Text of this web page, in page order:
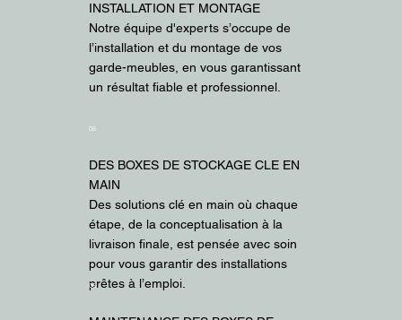
INSTALLATION ET MONTAGE
Notre équipe d'experts s’occupe de
l’installation et du montage de vos
garde-meubles, en vous garantissant
un résultat fiable et professionnel.
05
DES BOXES DE STOCKAGE CLE EN
MAIN
Des solutions clé en main où chaque
étape, de la conceptualisation à la
livraison finale, est pensée avec soin
pour vous garantir des installations
prêtes à l’emploi.
06